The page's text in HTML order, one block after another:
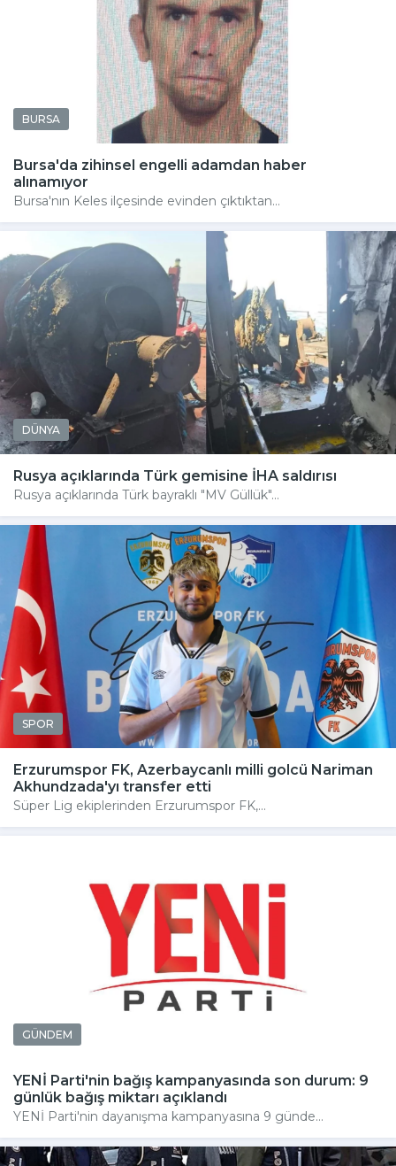
BURSA
Bursa'da zihinsel engelli adamdan haber
alınamıyor
Bursa'nın Keles ilçesinde evinden çıktıktan...
DÜNYA
Rusya açıklarında Türk gemisine İHA saldırısı
Rusya açıklarında Türk bayraklı "MV Güllük"...
SPOR
Erzurumspor FK, Azerbaycanlı milli golcü Nariman
Akhundzada'yı transfer etti
Süper Lig ekiplerinden Erzurumspor FK,...
GÜNDEM
YENİ Parti'nin bağış kampanyasında son durum: 9
günlük bağış miktarı açıklandı
YENİ Parti'nin dayanışma kampanyasına 9 günde...